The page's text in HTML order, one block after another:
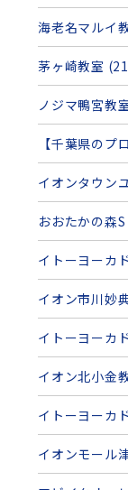
海老名マルイ
茅ヶ崎教室
ノジマ鴨宮教
【千葉県の
イオンタウン
おおたかの森
イトーヨーカ
イオン市川妙
イトーヨーカ
イオン北小金
イトーヨーカ
イオンモール